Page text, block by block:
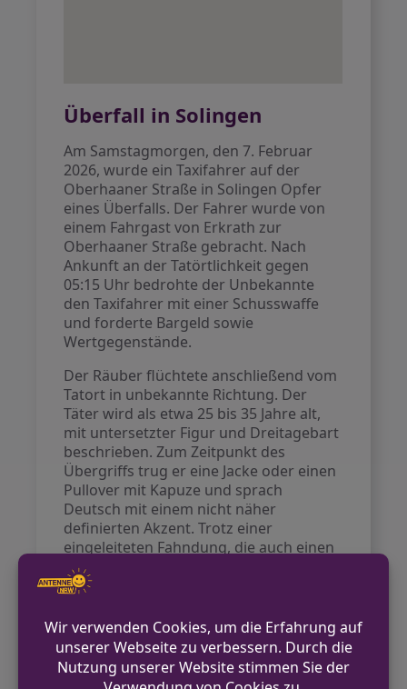
Überfall in Solingen
Am Samstagmorgen, den 7. Februar
2026, wurde ein Taxifahrer auf der
Oberhaaner Straße in Solingen Opfer
eines Überfalls. Der Fahrer wurde von
einem Fahrgast von Erkrath zur
Oberhaaner Straße gebracht. Nach
Ankunft an der Tatörtlichkeit gegen
05:15 Uhr bedrohte der Unbekannte
den Taxifahrer mit einer Schusswaffe
und forderte Bargeld sowie
Wertgegenstände.
Der Räuber flüchtete anschließend vom
Tatort in unbekannte Richtung. Der
Täter wird als etwa 25 bis 35 Jahre alt,
mit untersetzter Figur und Dreitagebart
beschrieben. Zum Zeitpunkt des
Übergriffs trug er eine Jacke oder einen
Pullover mit Kapuze und sprach
Deutsch mit einem nicht näher
definierten Akzent. Trotz einer
eingeleiteten Fahndung, die auch einen
Polizeihubschrauber einbezog, blieb der
Täter unentdeckt.
Zeugen des Vorfalls werden gebeten,
sich mit der Kriminalpolizei in
Verbindung zu setzen.